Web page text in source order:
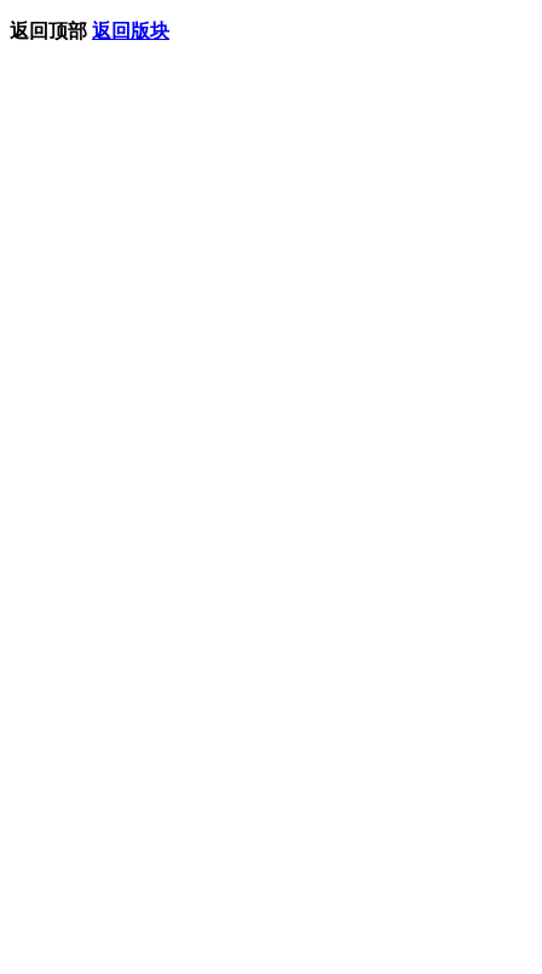
返回顶部 返回版块